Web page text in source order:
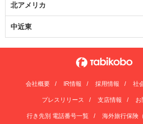
北アメリカ
中近東
会社概要 IR情報 採用情報 社
プレスリリース 支店情報 お
行き先別 電話番号一覧 海外旅行保険